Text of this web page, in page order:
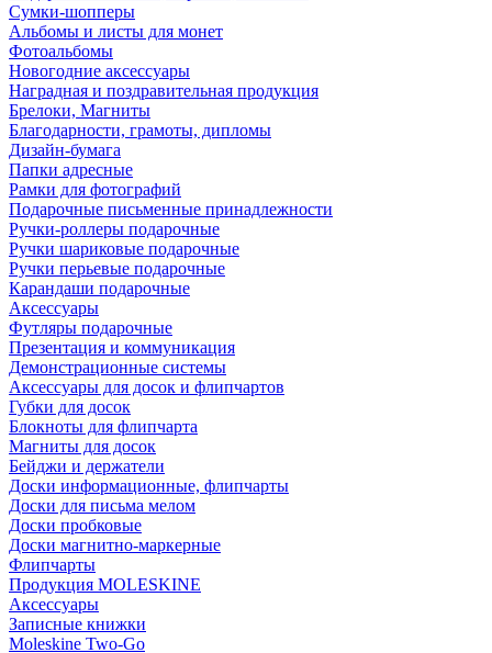
Сумки-шопперы
Альбомы и листы для монет
Фотоальбомы
Новогодние аксессуары
Наградная и поздравительная продукция
Брелоки, Магниты
Благодарности, грамоты, дипломы
Дизайн-бумага
Папки адресные
Рамки для фотографий
Подарочные письменные принадлежности
Ручки-роллеры подарочные
Ручки шариковые подарочные
Ручки перьевые подарочные
Карандаши подарочные
Аксессуары
Футляры подарочные
Презентация и коммуникация
Демонстрационные системы
Аксессуары для досок и флипчартов
Губки для досок
Блокноты для флипчарта
Магниты для досок
Бейджи и держатели
Доски информационные, флипчарты
Доски для письма мелом
Доски пробковые
Доски магнитно-маркерные
Флипчарты
Продукция MOLESKINE
Аксессуары
Записные книжки
Moleskine Two-Go